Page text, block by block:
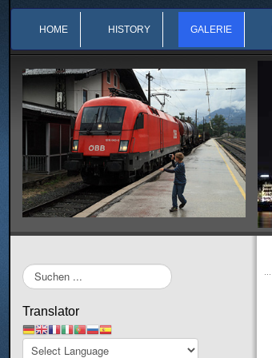
HOME HISTORY GALERIE
Suchen
...
Translator